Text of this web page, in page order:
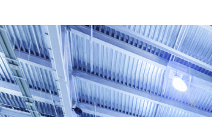
поставляются регуляторы скорости.